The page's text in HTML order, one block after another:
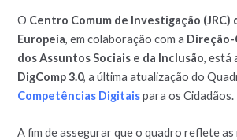
O Centro Comum de Investigação (JRC)
Europeia, em colaboração com a Direção-
dos Assuntos Sociais e da Inclusão, está
DigComp 3.0, a última atualização do
Competências Digitaispara os Cidadãos.
A fim de assegurar que o quadro reflete as